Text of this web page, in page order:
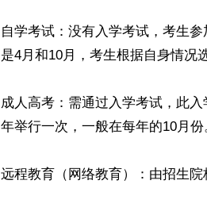
自学考试：没有入学考试，考生
是4月和10月，考生根据自身情况
成人高考：需通过入学考试，此
年举行一次，一般在每年的10月份
远程教育（网络教育）：由招生